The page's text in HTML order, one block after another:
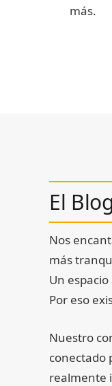
más.
El Blog
Nos
más
Un
Por eso
Nuestro
conectado
realmente